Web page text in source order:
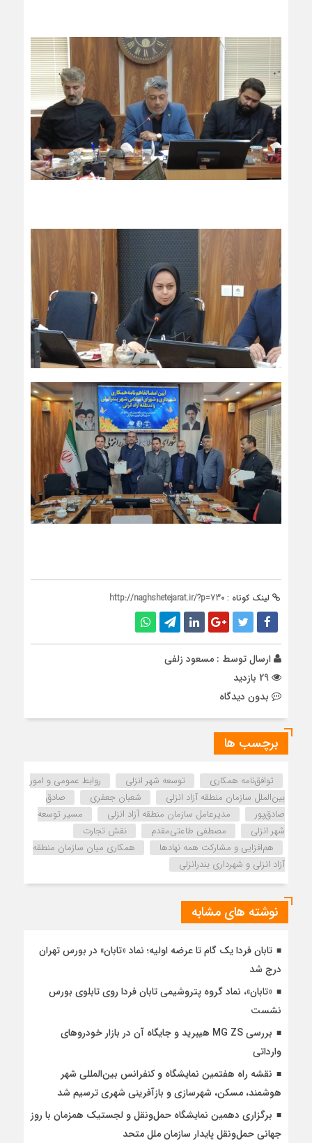
لینک کوتاه : http://naghshetejarat.ir/?p=730
ارسال توسط : مسعود زلفی
بدون دیدگاه
برچسب ها
توافق‌نامه همکاری توسعه شهر انزلی
روابط عمومی و امور
بین‌الملل سازمان منطقه آزاد انزلی
شعبان جعفری
صادق
صادق‌پور
مدیرعامل سازمان منطقه آزاد انزلی
مسیر توسعه
شهر انزلی
مصطفی طاعتی‌مقدم
نقش تجارت
هم‌افزایی و مشاركت همه نهادها
همکاری میان سازمان منطقه
آزاد انزلی و شهرداری بندرانزلی
نوشته های مشابه
تابان فردا یک گام تا عرضه اولیه؛ نماد «تابان» در بورس تهران
درج شد
«تابان»، نماد گروه پتروشیمی تابان فردا روی تابلوی بورس
نشست
بررسی MG ZS هیبرید و جایگاه آن در بازار خودروهای
وارداتی
نقشه راه هفتمین نمایشگاه و کنفرانس بین‌المللی شهر
هوشمند، مسکن، شهرسازی و بازآفرینی شهری ترسیم شد
برگزاری دهمین نمایشگاه حمل‌ونقل و لجستیک همزمان با روز
جهانی حمل‌ونقل پایدار سازمان ملل متحد